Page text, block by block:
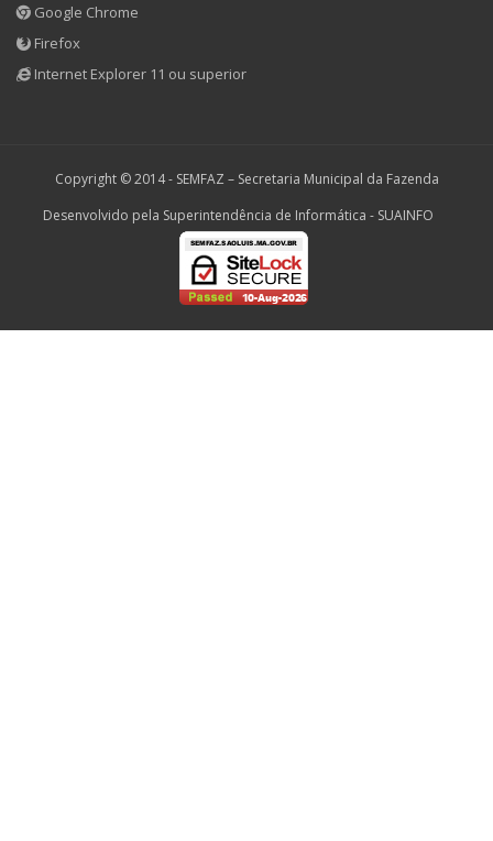
Google Chrome
Firefox
Internet Explorer 11 ou superior
Copyright © 2014 - SEMFAZ – Secretaria Municipal da Fazenda
Desenvolvido pela Superintendência de Informática - SUAINFO